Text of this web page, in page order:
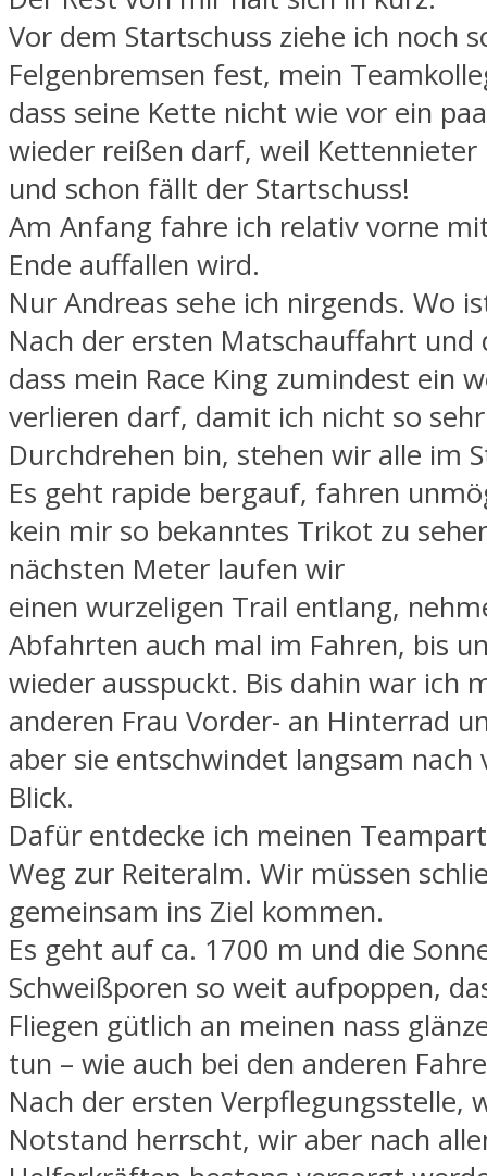
Vor dem Startschuss ziehe ich noch
Felgenbremsen fest, mein
dass seine Kette nicht wie vor ein
wieder reißen darf, weil
und schon fällt der Startschuss!
Am Anfang fahre ich relativ vorne
Ende auffallen wird.
Nur Andreas sehe ich nirgends. Wo
Nach der ersten Matschauffahrt und
dass mein Race King zumindest ein
verlieren darf, damit ich nicht so
Durchdrehen bin, stehen wir alle im
Es geht rapide bergauf, fahren
kein mir so bekanntes Trikot zu
nächsten Meter laufen wir
einen wurzeligen Trail entlang,
Abfahrten auch mal im Fahren, bis
wieder ausspuckt. Bis dahin war ich
anderen Frau Vorder- an Hinterrad
aber sie entschwindet langsam
Blick.
Dafür entdecke ich meinen
Weg zur Reiteralm. Wir müssen
gemeinsam ins Ziel kommen.
Es geht auf ca. 1700 m und die
Schweißporen so weit aufpoppen,
Fliegen gütlich an meinen nass
tun – wie auch bei den anderen
Nach der ersten Verpflegungsstelle,
Notstand herrscht, wir aber nach